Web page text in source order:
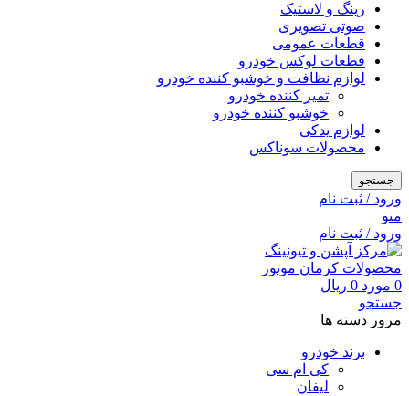
رینگ و لاستیک
صوتی تصویری
قطعات عمومی
قطعات لوکس خودرو
لوازم نظافت و خوشبو کننده خودرو
تمیز کننده خودرو
خوشبو کننده خودرو
لوازم یدکی
محصولات سوناکس
جستجو
ورود / ثبت نام
منو
ورود / ثبت نام
0 مورد 0 ریال
جستجو
مرور دسته ها
برند خودرو
کی ام سی
لیفان